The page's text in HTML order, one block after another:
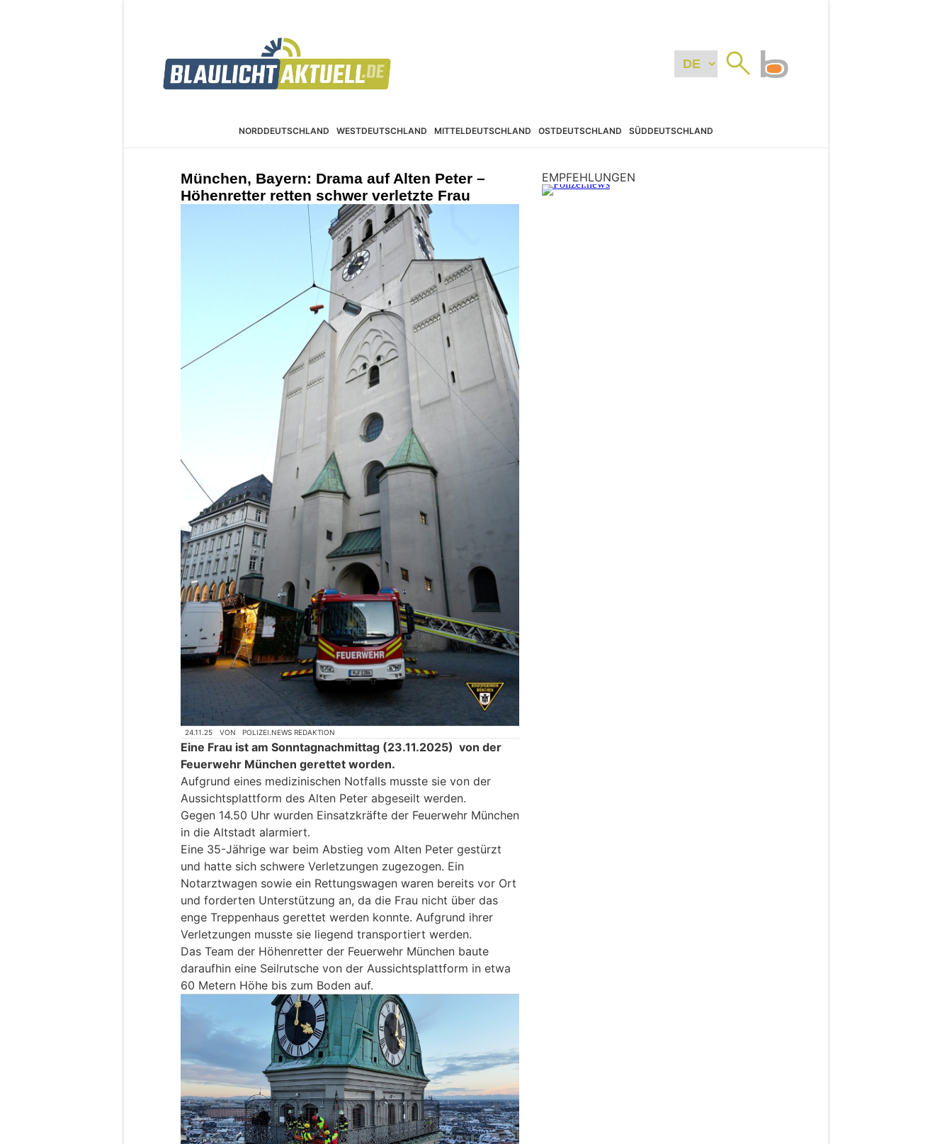
NORDDEUTSCHLAND WESTDEUTSCHLAND MITTELDEUTSCHLAND OSTDEUTSCHLAND SÜDDEUTSCHLAND
München, Bayern: Drama auf Alten Peter –
Höhenretter retten schwer verletzte Frau
24.11.25 VON POLIZEI.NEWS REDAKTION
Eine Frau ist am Sonntagnachmittag (23.11.2025) von der
Feuerwehr München gerettet worden.
Aufgrund eines medizinischen Notfalls musste sie von der
Aussichtsplattform des Alten Peter abgeseilt werden.
Gegen 14.50 Uhr wurden Einsatzkräfte der Feuerwehr München
in die Altstadt alarmiert.
Eine 35-Jährige war beim Abstieg vom Alten Peter gestürzt
und hatte sich schwere Verletzungen zugezogen. Ein
Notarztwagen sowie ein Rettungswagen waren bereits vor Ort
und forderten Unterstützung an, da die Frau nicht über das
enge Treppenhaus gerettet werden konnte. Aufgrund ihrer
Verletzungen musste sie liegend transportiert werden.
Das Team der Höhenretter der Feuerwehr München baute
daraufhin eine Seilrutsche von der Aussichtsplattform in etwa
60 Metern Höhe bis zum Boden auf.
EMPFEHLUNGEN